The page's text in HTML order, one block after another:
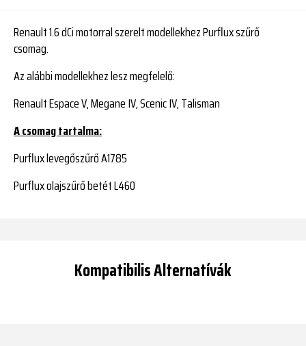
Renault 1.6 dCi motorral szerelt modellekhez Purflux szűrő
csomag.
Az alábbi modellekhez lesz megfelelő:
Renault Espace V, Megane IV, Scenic IV, Talisman
A csomag tartalma:
Purflux levegőszűrő A1785
Purflux olajszűrő betét L460
Kompatibilis Alternatívák